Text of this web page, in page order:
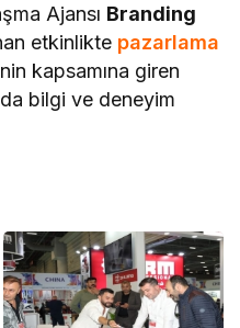
Ajansı Branding
etkinlikte pazarlama
kapsamına giren
bilgi ve deneyim